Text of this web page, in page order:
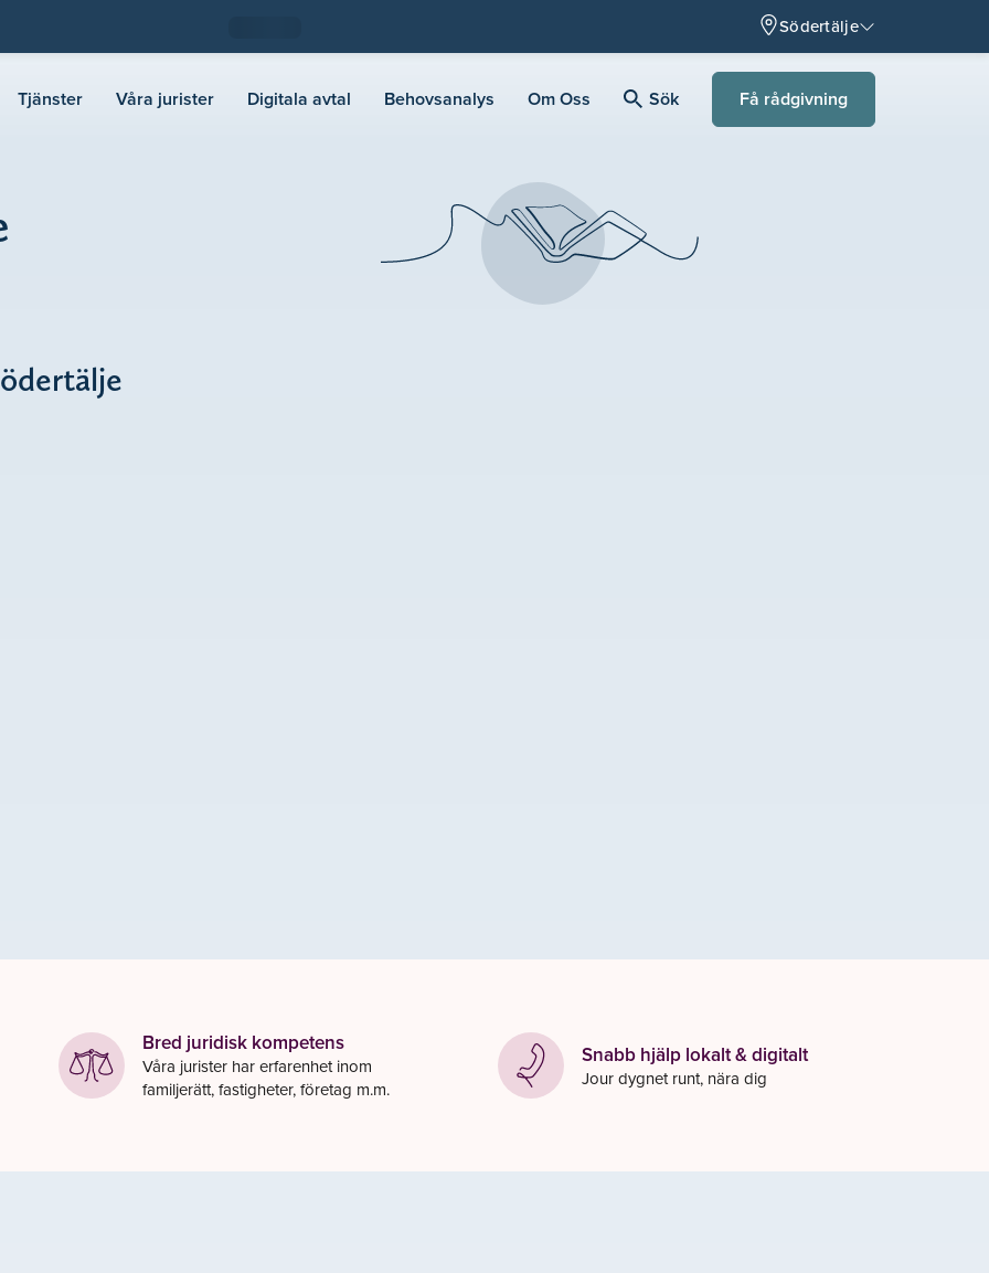
Södertälje
Tjänster Våra jurister Digitala avtal Behovsanalys Om Oss Sök Få rådgivning
Bred juridisk kompetens
Våra jurister har erfarenhet inom
familjerätt, fastigheter, företag m.m.
Snabb hjälp lokalt & digitalt
Jour dygnet runt, nära dig